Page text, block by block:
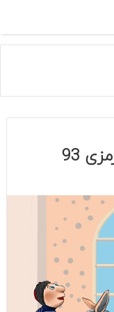
93